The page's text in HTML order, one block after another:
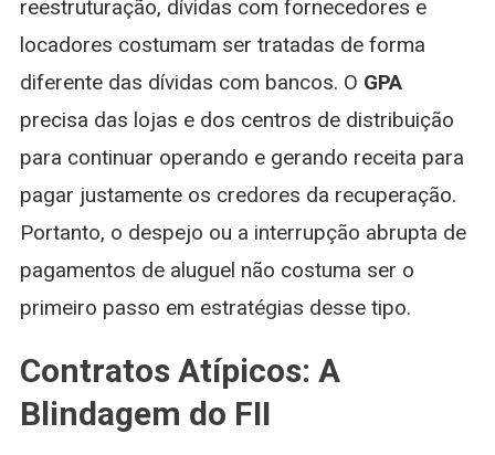
reestruturação, dívidas com fornecedores e
locadores costumam ser tratadas de forma
diferente das dívidas com bancos. O GPA
precisa das lojas e dos centros de distribuição
para continuar operando e gerando receita para
pagar justamente os credores da recuperação.
Portanto, o despejo ou a interrupção abrupta de
pagamentos de aluguel não costuma ser o
primeiro passo em estratégias desse tipo.
Contratos Atípicos: A
Blindagem do FII